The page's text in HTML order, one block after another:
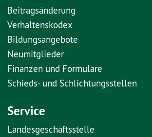
Beitragsänderung
Verhaltenskodex
Bildungsangebote
Neumitglieder
Finanzen und Formulare
Schieds- und Schlichtungsstellen
Service
Landesgeschäftsstelle